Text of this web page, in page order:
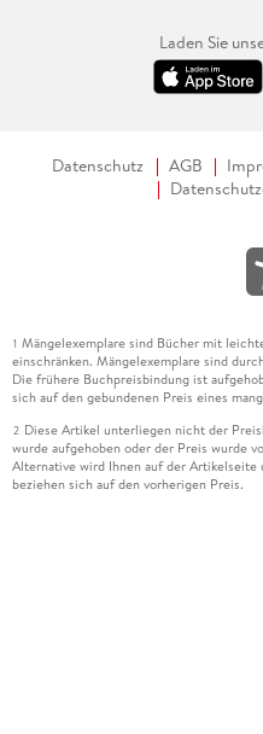
Laden Sie
Datenschutz AGB
1 Mängelexemplare sind Bücher mit
einschränken. Mängelexemplare sind
Die frühere Buchpreisbindung ist
sich auf den gebundenen Preis eines
2 Diese Artikel unterliegen nicht der
wurde aufgehoben oder der Preis wurde
Alternative wird Ihnen auf der Artikelseite
beziehen sich auf den vorherigen Preis.